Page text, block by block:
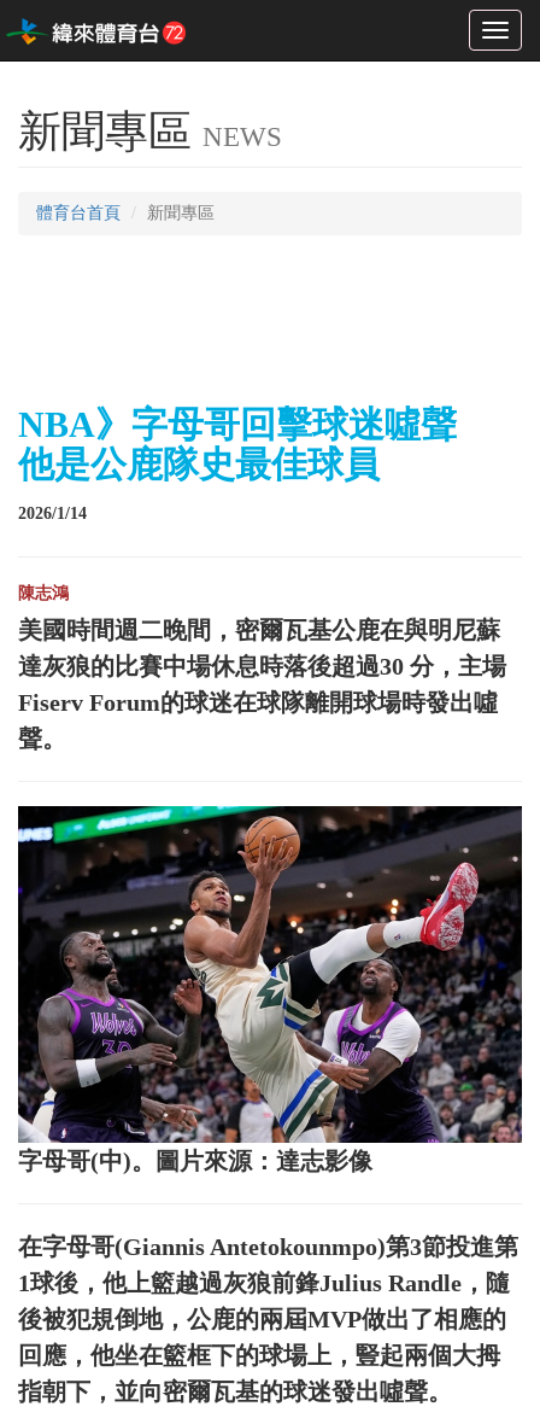
Toggle
新聞專區 NEWS
體育台首頁 新聞專區
NBA》字母哥回擊球迷噓聲
他是公鹿隊史最佳球員
2026/1/14
陳志鴻
美國時間週二晚間，密爾瓦基公鹿在與明尼蘇
達灰狼的比賽中場休息時落後超過30 分，主場
Fiserv Forum的球迷在球隊離開球場時發出噓
聲。
字母哥(中)。圖片來源：達志影像
在字母哥(Giannis Antetokounmpo)第3節投進第
1球後，他上籃越過灰狼前鋒Julius Randle，隨
後被犯規倒地，公鹿的兩屆MVP做出了相應的
回應，他坐在籃框下的球場上，豎起兩個大拇
指朝下，並向密爾瓦基的球迷發出噓聲。